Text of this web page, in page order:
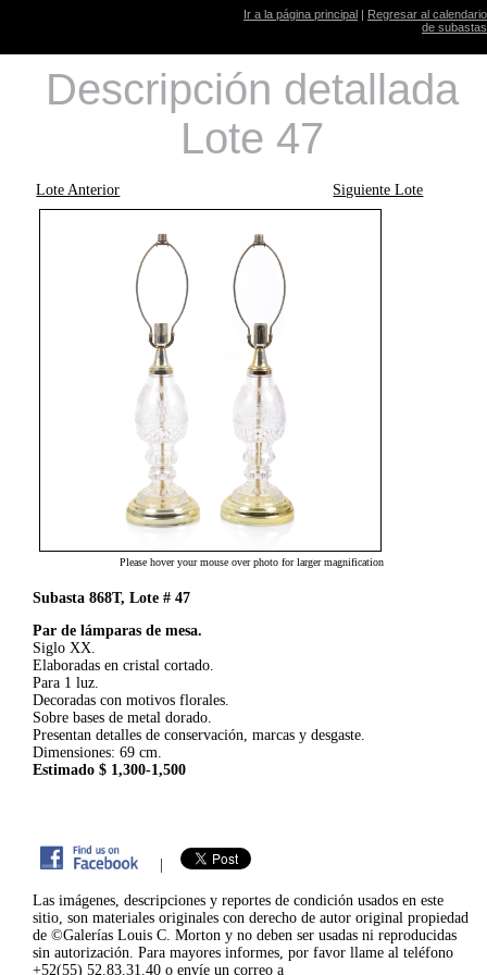
Ir a la página principal | Regresar al calendario
de subastas
Descripción detallada
Lote 47
Lote Anterior Siguiente Lote
Please hover your mouse over photo for larger magnification
Subasta 868T, Lote # 47
Par de lámparas de mesa.
Siglo XX.
Elaboradas en cristal cortado.
Para 1 luz.
Decoradas con motivos florales.
Sobre bases de metal dorado.
Presentan detalles de conservación, marcas y desgaste.
Dimensiones: 69 cm.
Estimado $ 1,300-1,500
|
Las imágenes, descripciones y reportes de condición usados en este
sitio, son materiales originales con derecho de autor original propiedad
de ©Galerías Louis C. Morton y no deben ser usadas ni reproducidas
sin autorización. Para mayores informes, por favor llame al teléfono
+52(55) 52.83.31.40 o envíe un correo a